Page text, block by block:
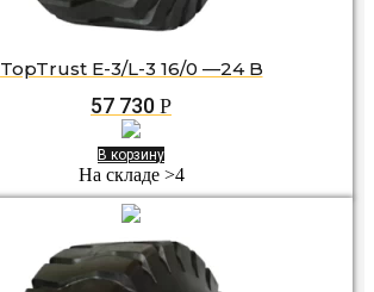
TopTrust E-3/L-3 16/0 —24 B
57 730 Р
В корзину
На складе >4